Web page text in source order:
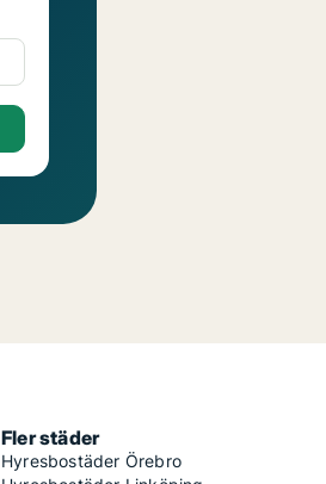
Fler städer
Hyresbostäder Örebro